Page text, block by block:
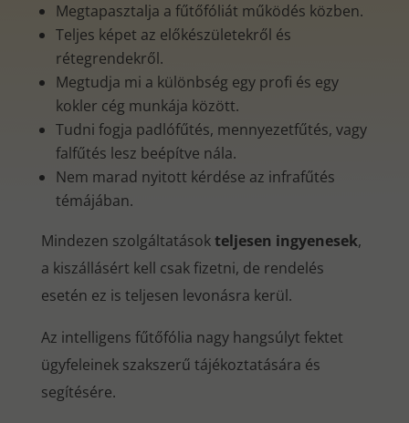
Megtapasztalja a fűtőfóliát működés közben.
Teljes képet az előkészületekről és
rétegrendekről.
Megtudja mi a különbség egy profi és egy
kokler cég munkája között.
Tudni fogja padlófűtés, mennyezetfűtés, vagy
falfűtés lesz beépítve nála.
Nem marad nyitott kérdése az infrafűtés
témájában.
Mindezen szolgáltatásokteljesen ingyenesek,
a kiszállásért kell csak fizetni, de rendelés
esetén ez is teljesen levonásra kerül.
Az intelligens fűtőfólia nagy hangsúlyt fektet
ügyfeleinek szakszerű tájékoztatására és
segítésére.